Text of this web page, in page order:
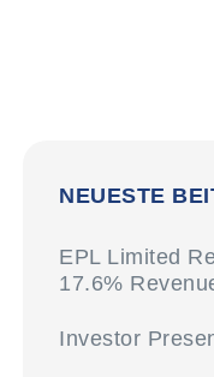
NEUESTE
EPL Limited
17.6%
Investor